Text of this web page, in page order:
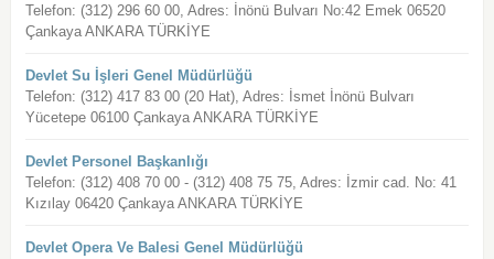
Telefon: (312) 296 60 00, Adres: İnönü Bulvarı No:42 Emek 06520
Çankaya ANKARA TÜRKİYE
Devlet Su İşleri Genel Müdürlüğü
Telefon: (312) 417 83 00 (20 Hat), Adres: İsmet İnönü Bulvarı
Yücetepe 06100 Çankaya ANKARA TÜRKİYE
Devlet Personel Başkanlığı
Telefon: (312) 408 70 00 - (312) 408 75 75, Adres: İzmir cad. No: 41
Kızılay 06420 Çankaya ANKARA TÜRKİYE
Devlet Opera Ve Balesi Genel Müdürlüğü